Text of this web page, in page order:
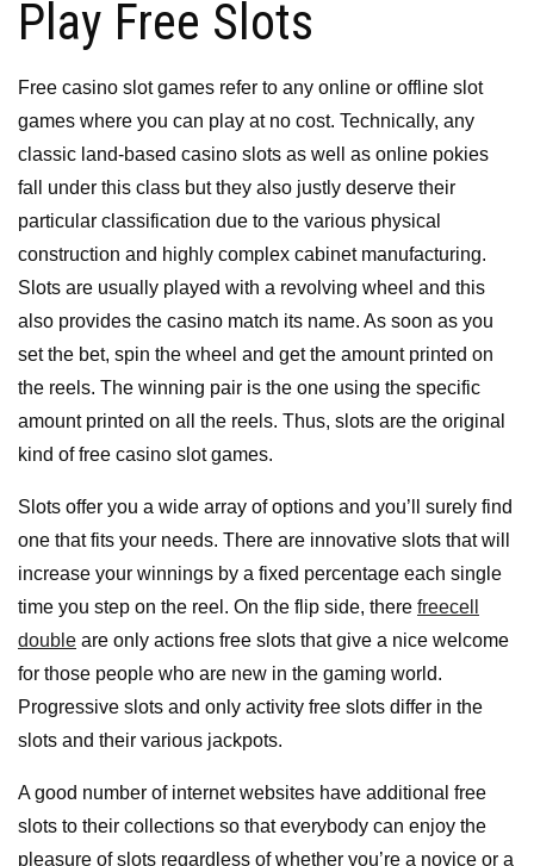
Play Free Slots
Free casino slot games refer to any online or offline slot
games where you can play at no cost. Technically, any
classic land-based casino slots as well as online pokies
fall under this class but they also justly deserve their
particular classification due to the various physical
construction and highly complex cabinet manufacturing.
Slots are usually played with a revolving wheel and this
also provides the casino match its name. As soon as you
set the bet, spin the wheel and get the amount printed on
the reels. The winning pair is the one using the specific
amount printed on all the reels. Thus, slots are the original
kind of free casino slot games.
Slots offer you a wide array of options and you’ll surely find
one that fits your needs. There are innovative slots that will
increase your winnings by a fixed percentage each single
time you step on the reel. On the flip side, there freecell
double are only actions free slots that give a nice welcome
for those people who are new in the gaming world.
Progressive slots and only activity free slots differ in the
slots and their various jackpots.
A good number of internet websites have additional free
slots to their collections so that everybody can enjoy the
pleasure of slots regardless of whether you’re a novice or a